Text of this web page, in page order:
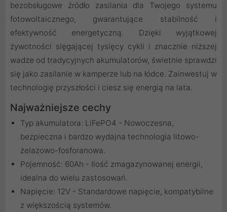
bezobsługowe źródło zasilania dla Twojego systemu
fotowoltaicznego, gwarantujące stabilność i
efektywność energetyczną. Dzięki wyjątkowej
żywotności sięgającej tysięcy cykli i znacznie niższej
wadze od tradycyjnych akumulatorów, świetnie sprawdzi
się jako zasilanie w kamperze lub na łódce. Zainwestuj w
technologię przyszłości i ciesz się energią na lata.
Najważniejsze cechy
Typ akumulatora: LiFePO4 - Nowoczesna,
bezpieczna i bardzo wydajna technologia litowo-
żelazowo-fosforanowa.
Pojemność: 60Ah - Ilość zmagazynowanej energii,
idealna do wielu zastosowań.
Napięcie: 12V - Standardowe napięcie, kompatybilne
z większością systemów.